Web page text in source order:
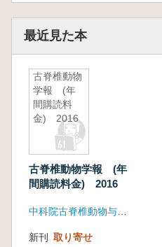
最近見た本
古脊椎動物
学報 (年
間購読料
金) 2016
古脊椎動物学報 (年
間購読料金) 2016
中科院古脊椎動物与古人類研究所
新刊 取り寄せ